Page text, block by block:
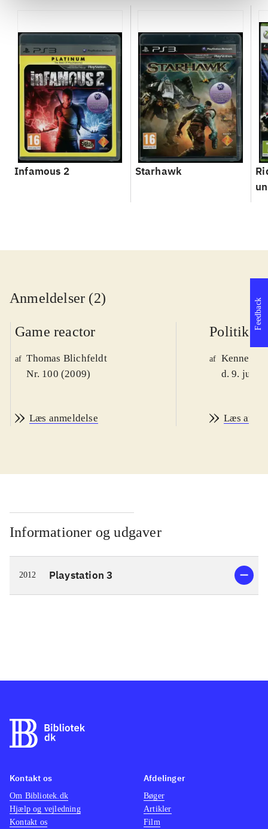
Infamous 2 Starhawk
Anmeldelser (2)
Game reactor
af Thomas Blichfeldt
Nr. 100 (2009)
Læs anmeldelse
Politiken
af Kenneth
d. 9. juni
Læs
Informationer og udgaver
2012 Playstation 3
Feedback
Kontakt os
Om Bibliotek.dk
Hjælp og vejledning
Kontakt os
Afdelinger
Bøger
Artikler
Film